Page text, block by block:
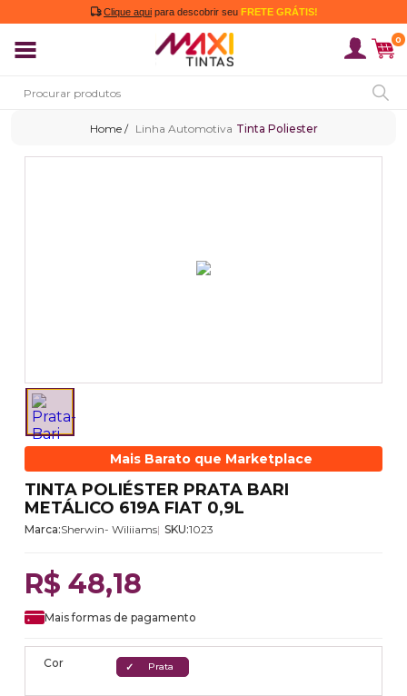
Clique aqui para descobrir seu FRETE GRÁTIS!
0
Linha Automotiva Tinta Poliester
Mais Barato que Marketplace
TINTA POLIÉSTER PRATA BARI
METÁLICO 619A FIAT 0,9L
Marca:Sherwin- Wiliiams SKU:1023
R$ 48,18
Mais formas de pagamento
Cor Prata